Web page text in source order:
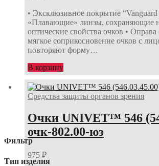
• Эксклюзивное покрытие
«Плавающие» линзы, сохраняющие
оптические свойства очков • Оправа
мягкое соприкосновение очков с
повторяют форму…
В корзину
Средства защиты органов зрения
Очки UNIVET™ 546
очк-802.00-юз
975 ₽
Фильтр
Тип изделия